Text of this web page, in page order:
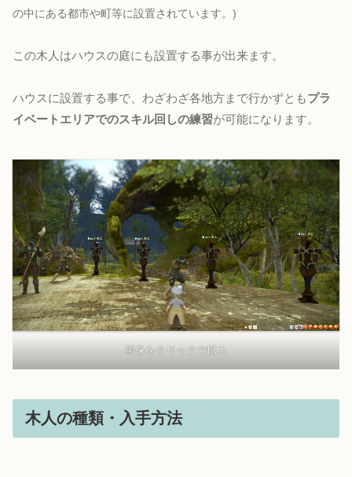
の中にある都市や町等に設置されています。)
この木人はハウスの庭にも設置する事が出来ます。
ハウスに設置する事で、わざわざ各地方まで行かずともプラ
イベートエリアでのスキル回しの練習が可能になります。
画像をクリックで拡大
木人の種類・入手方法